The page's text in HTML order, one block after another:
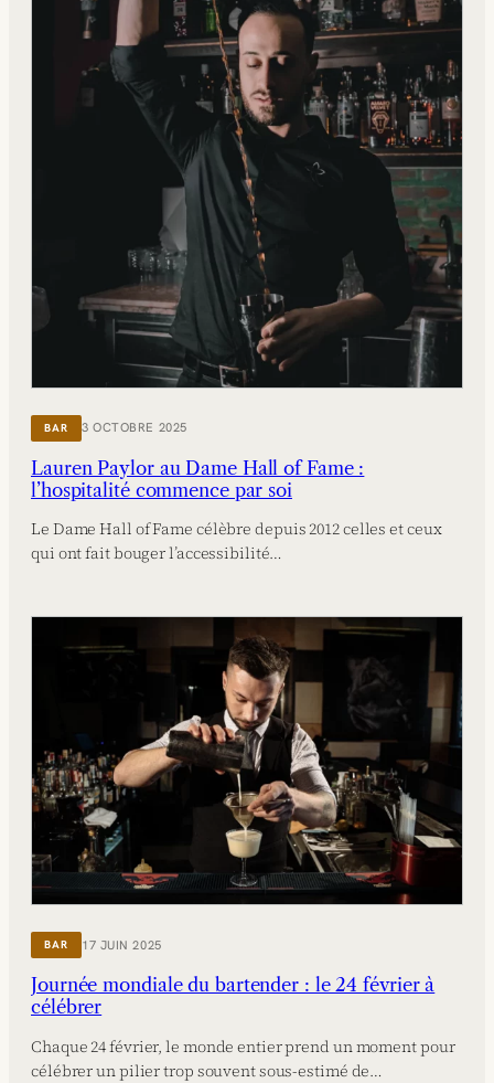
BAR 3 OCTOBRE 2025
Lauren Paylor au Dame Hall of Fame :
l’hospitalité commence par soi
Le Dame Hall of Fame célèbre depuis 2012 celles et ceux
qui ont fait bouger l’accessibilité…
BAR 17 JUIN 2025
Journée mondiale du bartender : le 24 février à
célébrer
Chaque 24 février, le monde entier prend un moment pour
célébrer un pilier trop souvent sous-estimé de…